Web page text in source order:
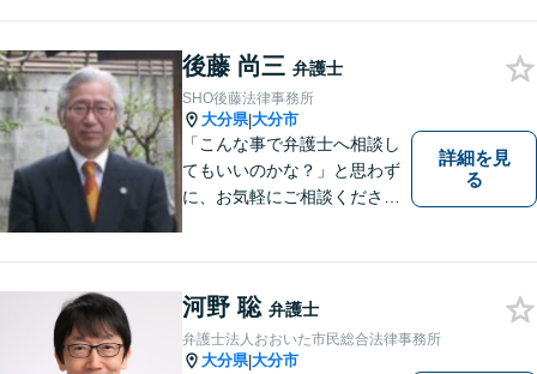
後藤 尚三 弁護士
SHO後藤法律事務所
大分県|大分市
「こんな事で弁護士へ相談し
てもいいのかな？」と思わず
に、お気軽にご相談くださ
詳細を見
る
河野 聡 弁護士
弁護士法人おおいた市民総合法律事務所
大分県|大分市